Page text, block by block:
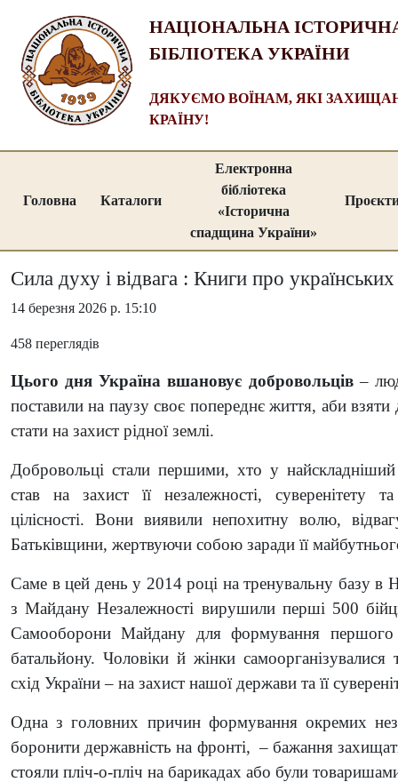
НАЦІОНАЛЬНА
БІБЛІОТЕКА УКРАЇНИ
ДЯКУЄМО ВОЇНАМ, ЯКІ
КРАЇНУ!
Головна Каталоги
Електронна
бібліотека
«Історична
спадщина України»
Сила духу і відвага : Книги про
14 березня 2026 р. 15:10
458 переглядів
Цього дня Україна вшановує добровольців–
поставили на паузу своє попереднє життя, аби
стати на захист рідної землі.
Добровольці стали першими, хто у
став на захист її незалежності, суверенітету та
цілісності. Вони виявили непохитну волю,
Батьківщини, жертвуючи собою заради її
Саме в цей день у 2014 році на тренувальну базу в
з Майдану Незалежності вирушили перші 500
Самооборони Майдану для формування першого
батальйону. Чоловіки й жінки
схід України – на захист нашої держави та її
Одна з головних причин формування окремих
боронити державність на фронті, – бажання
стояли пліч-о-пліч на барикадах або були